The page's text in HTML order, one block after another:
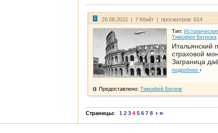
26.08.2022 | 7 Кбайт | просмотров: 614
Тип:
Тимофея Бегрова
Итальянский
страховой
Заграница
подробнее
Предоставлено: Тимофей Бегров
Страницы: 1 2 3 4 5 6 7 8